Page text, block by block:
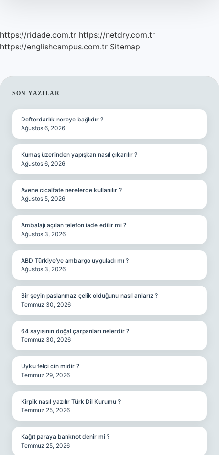
https://ridade.com.tr https://netdry.com.tr
https://englishcampus.com.tr Sitemap
SIDEBAR
SON YAZILAR
Defterdarlık nereye bağlıdır ?
Ağustos 6, 2026
Kumaş üzerinden yapışkan nasıl çıkarılır ?
Ağustos 6, 2026
Avene cicalfate nerelerde kullanılır ?
Ağustos 5, 2026
Ambalajı açılan telefon iade edilir mi ?
Ağustos 3, 2026
ABD Türkiye’ye ambargo uyguladı mı ?
Ağustos 3, 2026
Bir şeyin paslanmaz çelik olduğunu nasıl anlarız ?
Temmuz 30, 2026
64 sayısının doğal çarpanları nelerdir ?
Temmuz 30, 2026
Uyku felci cin midir ?
Temmuz 29, 2026
Kirpik nasıl yazılır Türk Dil Kurumu ?
Temmuz 25, 2026
Kağıt paraya banknot denir mi ?
Temmuz 25, 2026